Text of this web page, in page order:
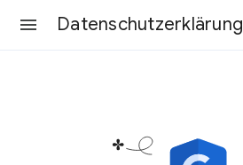
Datenschutzerklärung